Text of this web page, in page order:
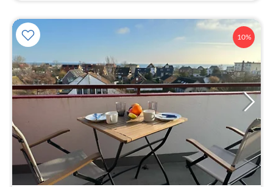
10%